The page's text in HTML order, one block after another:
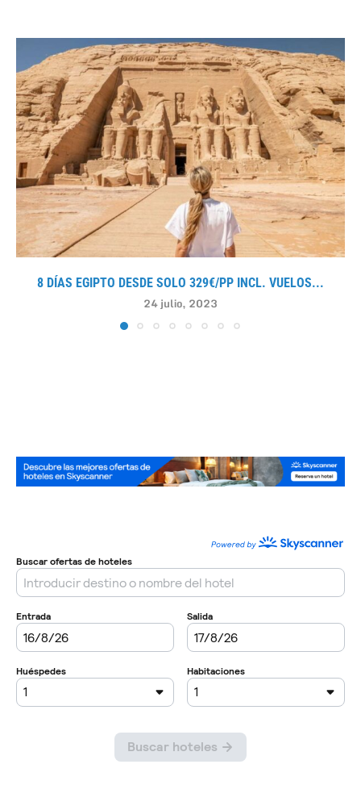
8 DÍAS EGIPTO DESDE SOLO 329€/PP INCL. VUELOS...
24 julio, 2023